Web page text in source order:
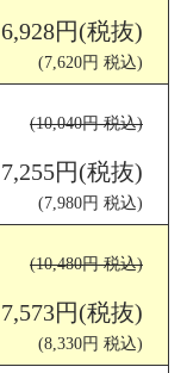
6,928円(税抜)
(7,620円 税込)
(10,040円 税込)
7,255円(税抜)
(7,980円 税込)
(10,480円 税込)
7,573円(税抜)
(8,330円 税込)